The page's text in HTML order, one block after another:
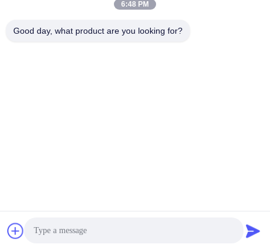
6:48 PM
Good day, what product are you looking for?